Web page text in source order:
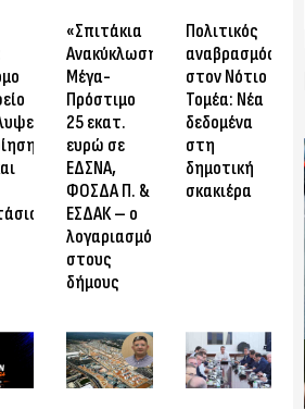
«Σπιτάκια
Ανακύκλωσης»:
Μέγα-
Πρόστιμο
25 εκατ.
ευρώ σε
ΕΔΣΝΑ,
ΦΟΣΔΑ Π. &
ΕΣΔΑΚ – ο
λογαριασμός
στους
δήμους
Πολιτικός
αναβρασμός
στον Νότιο
Τομέα: Νέα
δεδομένα
στη
δημοτική
σκακιέρα